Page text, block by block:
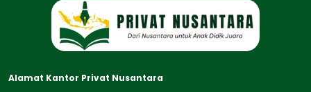
Alamat Kantor Privat Nusantara